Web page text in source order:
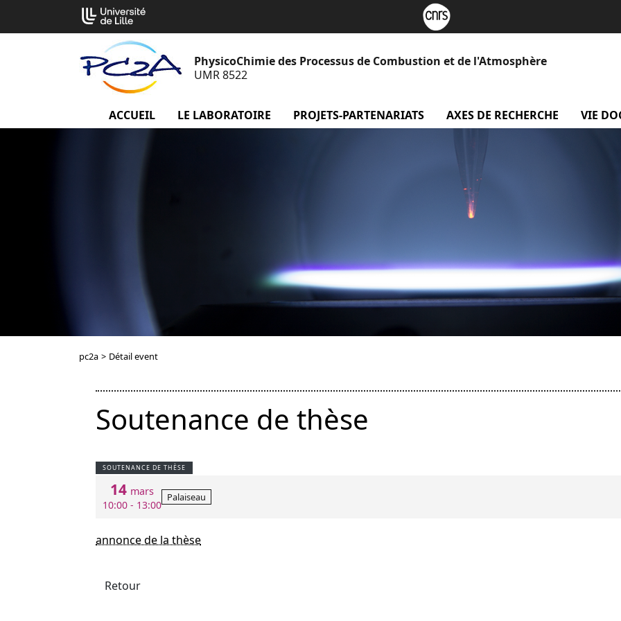
contenu
PhysicoChimie des Processus de Combustion et de l'Atmosphère
UMR 8522
ACCUEIL menu Accueil
LE LABORATOIRE menu Le laboratoire
PROJETS-PARTENARIATS menu projets-partenariats
AXES DE RECHERCHE menu
VIE
pc2a > Détail event
Soutenance de thèse
SOUTENANCE DE THÈSE
14 mars
10:00 - 13:00
Palaiseau
annonce de la thèse
Retour
Cookies management panel